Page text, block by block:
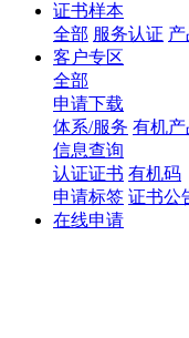
证书样本
全部 服务认证
客户专区
全部
申请下载
体系/服务 有机产
信息查询
认证证书 有机码
申请标签 证书公
在线申请